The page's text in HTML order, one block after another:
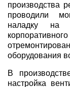
производства
проводили
наладку на
оборудования
В
настройка